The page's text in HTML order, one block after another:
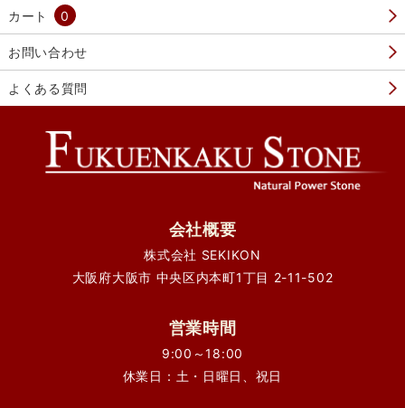
カート 0
お問い合わせ
よくある質問
会社概要
株式会社 SEKIKON
大阪府大阪市 中央区内本町1丁目 2-11-502
営業時間
9:00～18:00
休業日：土・日曜日、祝日